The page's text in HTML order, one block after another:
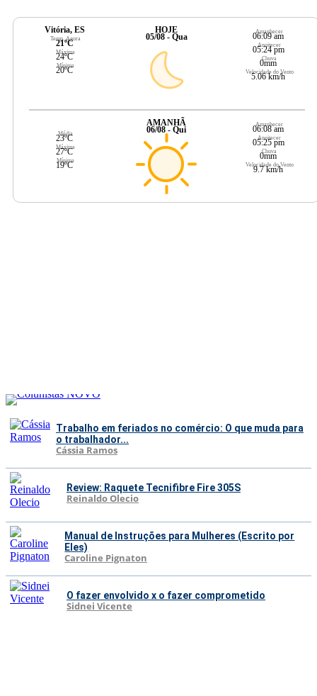
Vitória, ES
Temp. Agora
21ºC
Máxima
24ºC
Mínima
20ºC
HOJE
05/08 - Qua
Amanhecer
06:09 am
Anoitecer
05:24 pm
Chuva
0mm
Velocidade do Vento
5.06 km/h
Média
23ºC
Máxima
27ºC
Mínima
19ºC
AMANHÃ
06/08 - Qui
Amanhecer
06:08 am
Anoitecer
05:25 pm
Chuva
0mm
Velocidade do Vento
9.7 km/h
Trabalho em feriados no comércio: O que muda para
o trabalhador...
Cássia Ramos
Review: Raquete Tecnifibre Fire 305S
Reinaldo Olecio
Manual de Instruções para Mulheres (Escrito por
Eles)
Caroline Pignaton
O fazer envolvido x o fazer comprometido
Sidnei Vicente